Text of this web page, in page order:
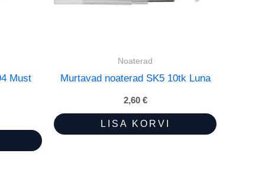
Must
Noaterad
Murtavad noaterad SK5 10tk Luna
2,60 €
LISA KORVI